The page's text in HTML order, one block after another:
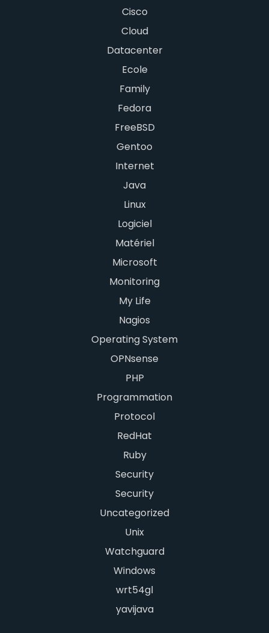
Cisco
Cloud
Datacenter
Ecole
Family
Fedora
FreeBSD
Gentoo
Internet
Java
Linux
Logiciel
Matériel
Microsoft
Monitoring
My Life
Nagios
Operating System
OPNsense
PHP
Programmation
Protocol
RedHat
Ruby
Security
Security
Uncategorized
Unix
Watchguard
Windows
wrt54gl
yavijava